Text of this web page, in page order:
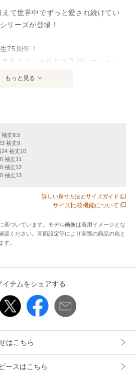
て世界中でずっと愛され続けてい
リーズが登場！
75周年！
るスペシャルなコラボレーション
ーブのシルエットがとってもガー
スヌーピーのプリントをオン！
したプリントはピーナッツの仲間
リー」と呼ばれる75周年にちなん
っている凧はダイヤモンドをイメー
ザインです。
わりになるのも◎
ホワイト、デニム素材を使用した
2色展開です。
は、シャツやサロペットも展開し
もっと見る
袖丈8.5
袖丈9
24 袖丈10
袖丈11
袖丈12
袖丈13
詳しい採寸方法とサイズガイド
サイズ比較機能について
基づいています。モデル画像は着用イメージとな
認ください。画面設定等により実際の商品の色と
す。
イテムをシェアする
はこちら
ースはこちら